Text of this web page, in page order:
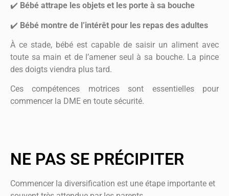
✔️ Bébé attrape les objets et les porte à sa bouche
✔️ Bébé montre de l’intérêt pour les repas des adultes
À ce stade, bébé est capable de saisir un aliment avec
toute sa main et de l’amener seul à sa bouche. La pince
des doigts viendra plus tard.
Ces compétences motrices sont essentielles pour
commencer la DME en toute sécurité.
NE PAS SE PRÉCIPITER
Commencer la diversification est une étape importante et